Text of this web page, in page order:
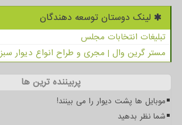
لینک دوستان توسعه دهندگان
تبلیغات انتخابات مجلس
مستر گرین وال | مجری و طراح انواع دیوار سبز
پربیننده ترین ها
موبایل ها پشت دیوار را می بینند!
شما نظر بدهید